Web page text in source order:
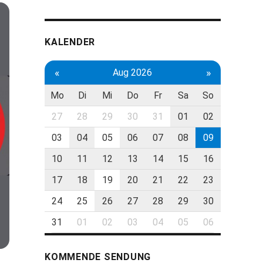
KALENDER
« Aug 2026 »
Mo Di Mi Do Fr Sa
So
27
28 29 30 31 01
02
03
04 05 06 07 08
09
10
11 12 13 14 15
16
17
18 19 20 21 22
23
24
25 26 27 28 29
30
31
01 02 03 04 05 06
KOMMENDE SENDUNG